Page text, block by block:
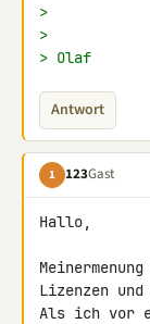
>
>
> Olaf
Antwort
1 123Gast
Hallo,
Lizenzen
Als ich vor